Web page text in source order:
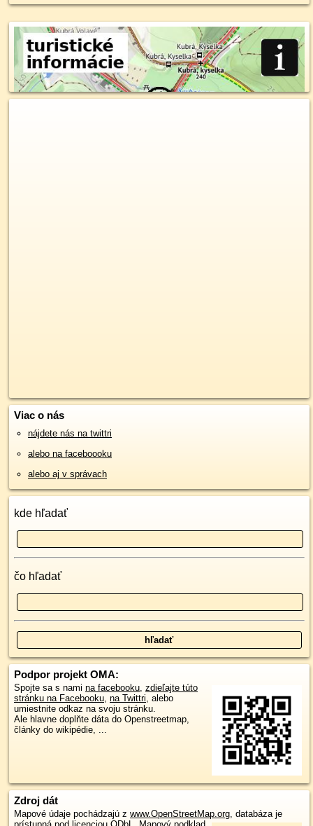
Viac o nás
nájdete nás na twittri
alebo na faceboooku
alebo aj v správach
kde hľadať
čo hľadať
Podpor projekt OMA:
Spojte sa s nami na facebooku, zdieľajte túto
stránku na Facebooku, na Twittri, alebo
umiestnite odkaz na svoju stránku.
Ale hlavne doplňte dáta do Openstreetmap,
články do wikipédie, ...
Zdroj dát
Mapové údaje pochádzajú z www.OpenStreetMap.org, databáza je